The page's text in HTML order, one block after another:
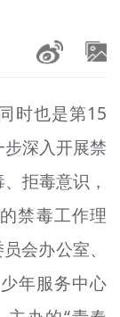
+
时也是第15
深入开展禁
拒毒意识，
禁毒工作理
会办公室、
年服务中心